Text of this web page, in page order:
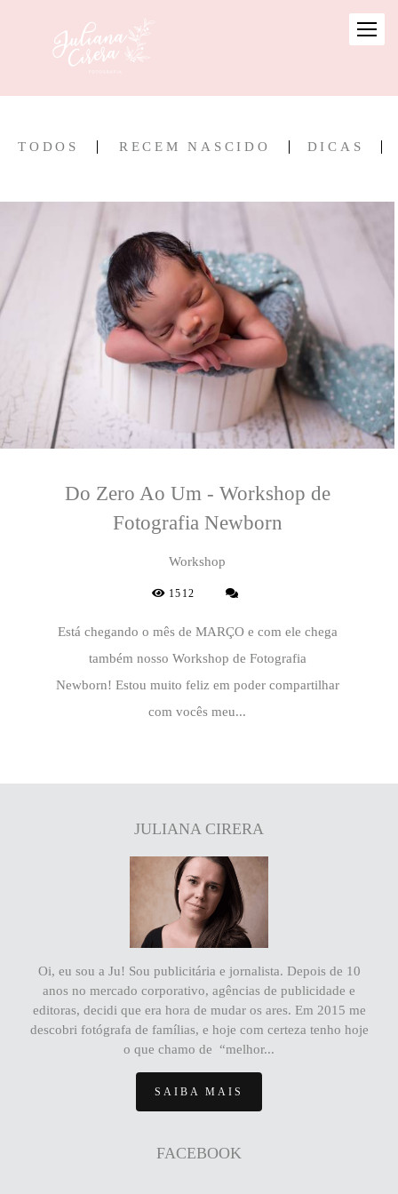
TODOS RECEM NASCIDO DICAS
Do Zero Ao Um - Workshop de
Fotografia Newborn
Workshop
1512
Está chegando o mês de MARÇO e com ele chega
também nosso Workshop de Fotografia
Newborn! Estou muito feliz em poder compartilhar
com vocês meu...
JULIANA CIRERA
Oi, eu sou a Ju! Sou publicitária e jornalista. Depois de 10
anos no mercado corporativo, agências de publicidade e
editoras, decidi que era hora de mudar os ares. Em 2015 me
descobri fotógrafa de famílias, e hoje com certeza tenho hoje
o que chamo de “melhor...
SAIBA MAIS
FACEBOOK